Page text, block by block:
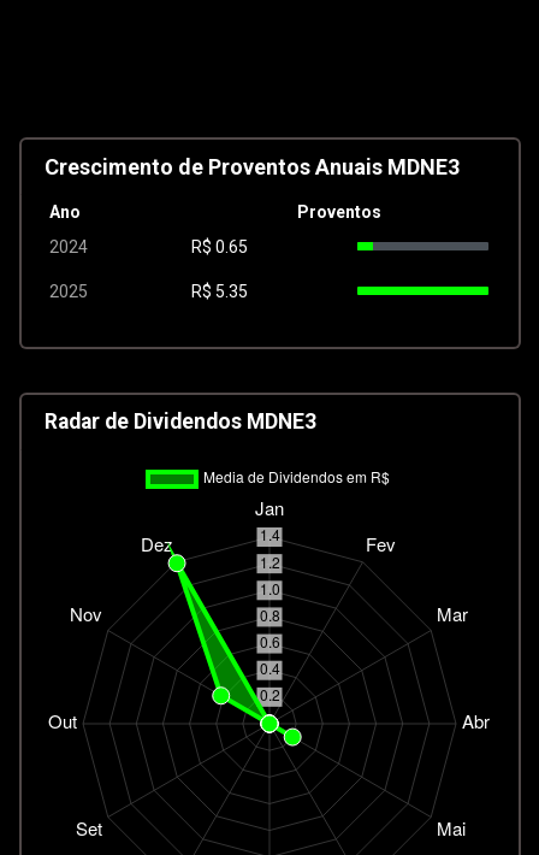
Crescimento de Proventos Anuais MDNE3
Ano
Proventos
2024
R$ 0.65
2025 R$ 5.35
Radar de Dividendos MDNE3